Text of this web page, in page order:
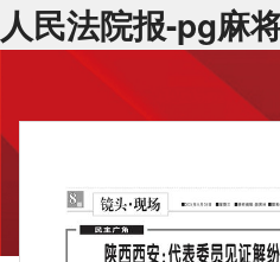
人民法院报-pg麻